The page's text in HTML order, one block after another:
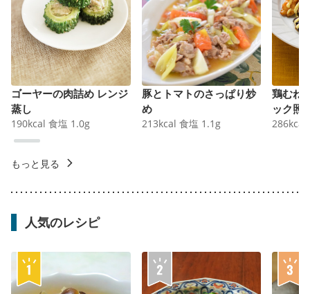
ゴーヤーの肉詰め レンジ
蒸し
190kcal 食塩 1.0g
豚とトマトのさっぱり炒
め
213kcal 食塩 1.1 g
鶏むね
ック照
286kcal
もっと見る
人気のレシピ